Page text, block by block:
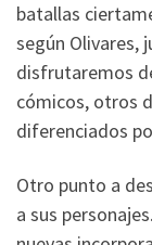
batallas
según Olivares,
disfrutaremos
cómicos, otros
diferenciados
Otro punto a
a sus